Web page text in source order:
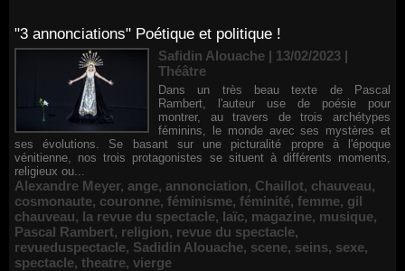
"3 annonciations" Poétique et politique !
Safidin Alouache | 13/02/2023 |
Théâtre
Dans un très beau texte de Pascal
Rambert, l'auteur use de poésie pour
montrer, au travers de trois archétypes
féminins, le monde avec ses mystères et
ses évolutions. Se basant sur une picturalité propre à l'époque
vénitienne, nos trois protagonistes se situent à différents moments,
religieux ou...
Alexandre Meyer, ange, annonciation, Chaillot, chauveau,
cosmonaute, couronne, féminisme, féminité, femme, gil
chauveau, la revue du spectacle, laïc, magazine, musique,
Pascal Rambert, religion, revue du spectacle,
revueduspectacle, Sadidin Alouache, scene, seins, sexe,
spectacle, theatre, vierge